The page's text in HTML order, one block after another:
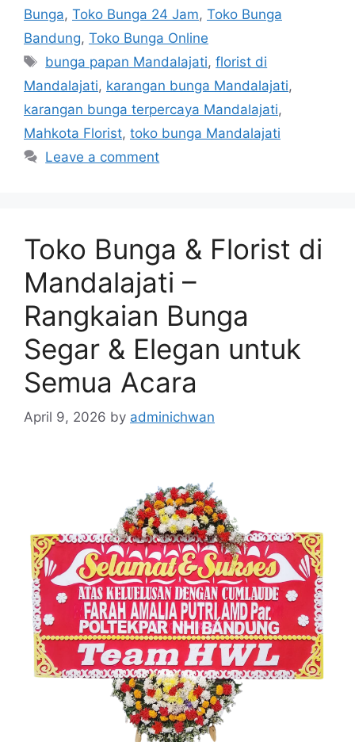
Bunga, Toko Bunga 24 Jam, Toko Bunga
Bandung, Toko Bunga Online
bunga papan Mandalajati,florist di
Mandalajati, karangan bunga Mandalajati,
karangan bunga terpercaya Mandalajati,
Mahkota Florist, toko bunga Mandalajati
Leave a comment
Toko Bunga & Florist di
Mandalajati –
Rangkaian Bunga
Segar & Elegan untuk
Semua Acara
April 9, 2026 by adminichwan